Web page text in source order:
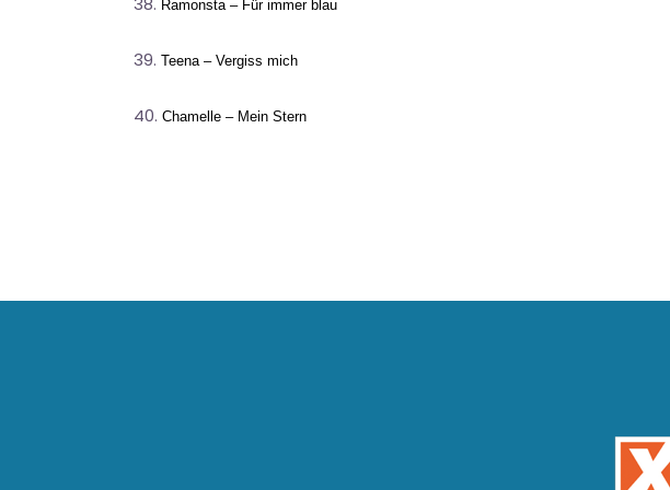
Ramonsta – Für immer blau
Teena – Vergiss mich
Chamelle – Mein Stern